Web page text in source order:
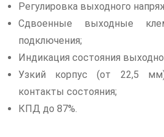
Регулировка выходного
Сдвоенные выходные
подключения;
Индикация состояния
Узкий корпус (от 22,5
контакты состояния;
КПД до 87%.